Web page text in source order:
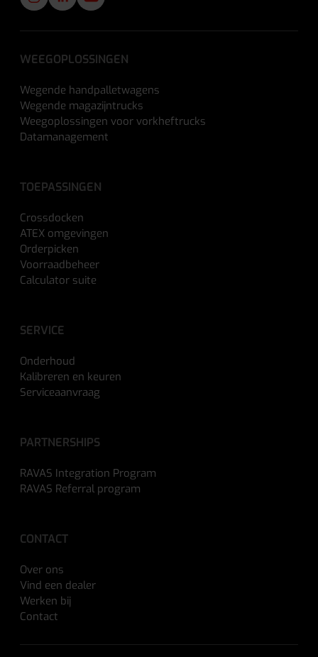
WEEGOPLOSSINGEN
Wegende handpalletwagens
Wegende magazijntrucks
Weegoplossingen voor vorkheftrucks
Datamanagement
TOEPASSINGEN
Crossdocken
ATEX omgevingen
Orderpicken
Voorraadbeheer
Calculator suite
SERVICE
Onderhoud
Kalibreren en keuren
Serviceaanvraag
PARTNERSHIPS
RAVAS Integration Program
RAVAS Referral program
CONTACT
Over ons
Vind een dealer
Werken bij
Contact